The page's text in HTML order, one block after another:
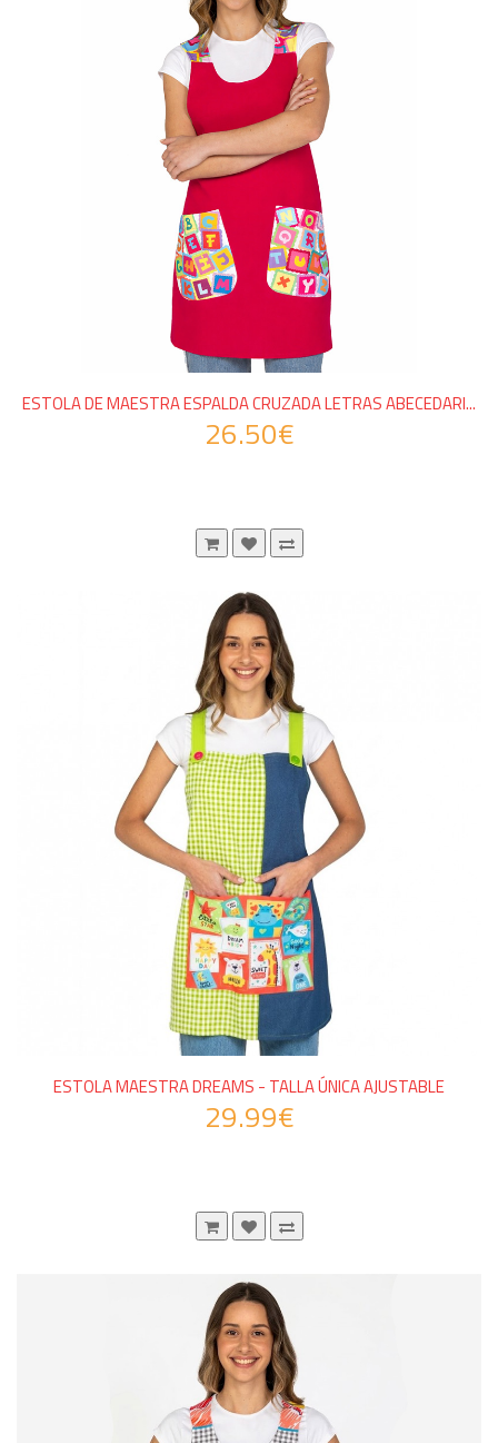
ESTOLA DE MAESTRA ESPALDA CRUZADA LETRAS ABECEDARI...
26.50€
ESTOLA MAESTRA DREAMS - TALLA ÚNICA AJUSTABLE
29.99€